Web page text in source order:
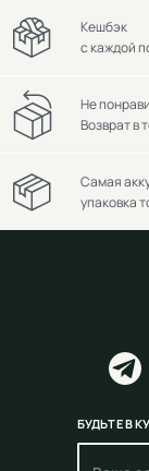
Кешбэк
с каждой
Не
Возврат в
Самая
упаковка
БУДЬТЕ В